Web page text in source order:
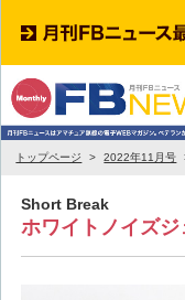
トップページ 2022年11月号
Short Break
ホワイトノイズ